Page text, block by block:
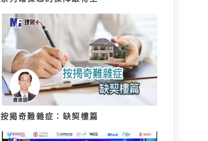
按揭奇難雜症：缺契樓篇